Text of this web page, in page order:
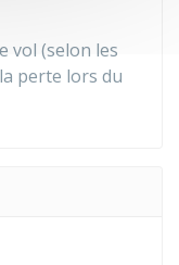
vol (selon les
perte lors du